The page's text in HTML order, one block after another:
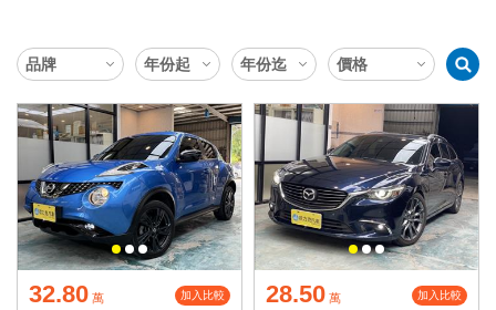
32.80 萬 加入比較 28.50 萬 加入比較